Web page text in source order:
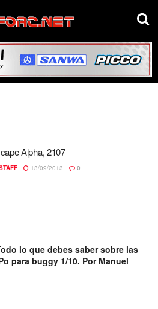
Alpha, 2107
13/09/2013 0
lo que debes saber sobre las
para buggy 1/10. Por Manuel